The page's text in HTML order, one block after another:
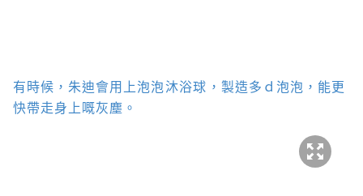
有時候，朱迪會用上泡泡沐浴球 ，製造多ｄ泡泡，能更
快帶走身上嘅灰塵。